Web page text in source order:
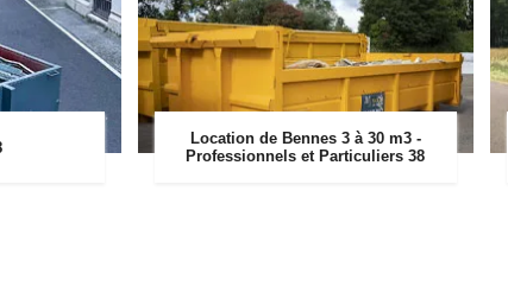
Location de Bennes 3 à 30 m3 -
Professionnels et Particuliers 38